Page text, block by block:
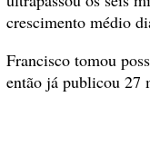
crescimento médio
Francisco tomou
então já publicou 27